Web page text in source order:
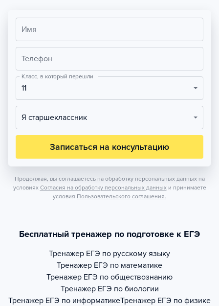
Имя
Телефон
Класс, в который перешли
11
Я старшеклассник
Записаться на консультацию
Продолжая, вы соглашаетесь на обработку персональных данных на
условиях Согласия на обработку персональных данных и принимаете
условия Пользовательского соглашения.
Бесплатный тренажер по подготовке к ЕГЭ
Тренажер ЕГЭ по русскому языку
Тренажер ЕГЭ по математике
Тренажер ЕГЭ по обществознанию
Тренажер ЕГЭ по биологии
Тренажер ЕГЭ по информатикеТренажер ЕГЭ по физике